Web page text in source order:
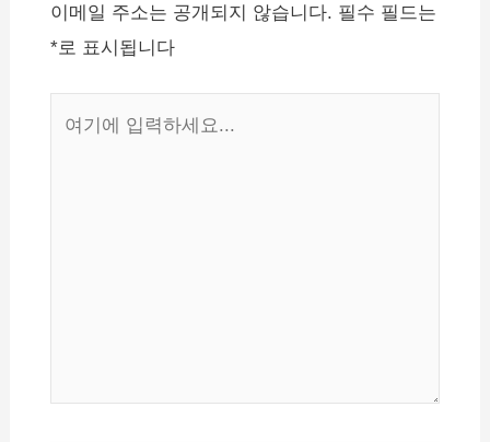
이메일 주소는 공개되지 않습니다. 필수 필드는
*로 표시됩니다